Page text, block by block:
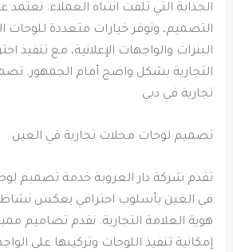
الجذابة التي تلفت انتباه العملاء.
التصميم، ونوفر خيارات متعددة للوحات
البنرات والواجهات الإعلانية، مع تنفيذ
التجارية بشكل واضح أمام الجمهور.
تجارية في دبي
تصميم لوحات محلات تجارية في العين
تقدم شركة دار العروبة خدمة تصميم
في العين بأسلوب احترافي يعكس نشاط
هوية العلامة التجارية. نقدم تصاميم
إمكانية تنفيذ اللوحات وتركيبها على